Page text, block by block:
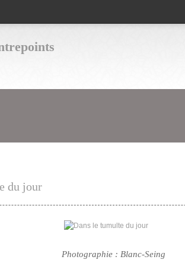
du jour
: Blanc-Seing